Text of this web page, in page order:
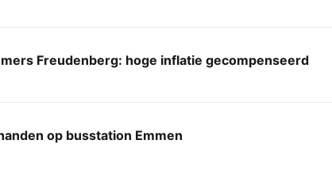
Freudenberg: hoge inflatie gecompenseerd
op busstation Emmen